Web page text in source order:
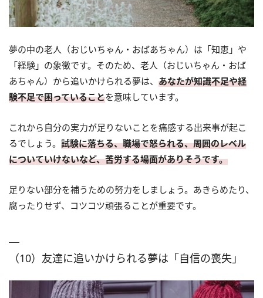
夢の中の老人（おじいちゃん・おばあちゃん）は「知恵」や
「経験」の象徴です。そのため、老人（おじいちゃん・おば
あちゃん）から追いかけられる夢は、 あなたが知識不足や経
験不足で困っていることを意味しています。
これから自分の実力が足りないことを痛感する出来事が起こ
るでしょう。 試験に落ちる、職場で怒られる、周囲のレベル
についていけないなど、苦労する場面がありそうです。
足りない部分を補うための努力をしましょう。あきらめたり、
腐ったりせず、コツコツ頑張ることが重要です。
（10）友達に追いかけられる夢は「自信の喪失」